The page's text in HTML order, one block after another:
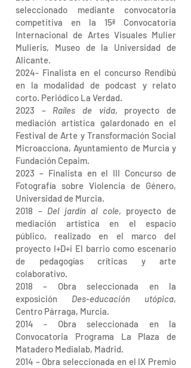
seleccionado mediante convocatoria
competitiva en la 15ª Convocatoria
Internacional de Artes Visuales Mulier
Mulieris, Museo de la Universidad de
Alicante.
2024- Finalista en el concurso Rendibú
en la modalidad de podcast y relato
corto. Periódico La Verdad.
2023 – Raíles de vida, proyecto de
mediación artística galardonado en el
Festival de Arte y Transformación Social
Microacciona, Ayuntamiento de Murcia y
Fundación Cepaim.
2023 – Finalista en el III Concurso de
Fotografía sobre Violencia de Género,
Universidad de Murcia.
2018 – Del jardín al cole, proyecto de
mediación artística en el espacio
público, realizado en el marco del
proyecto I+D+i El barrio como escenario
de pedagogías críticas y arte
colaborativo.
2018 – Obra seleccionada en la
exposición Des-educación utópica,
Centro Párraga, Murcia.
2014 - Obra seleccionada en la
Convocatoria Programa La Plaza de
Matadero Medialab, Madrid.
2014 – Obra seleccionada en el IX Premio